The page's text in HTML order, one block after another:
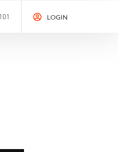
LOGIN